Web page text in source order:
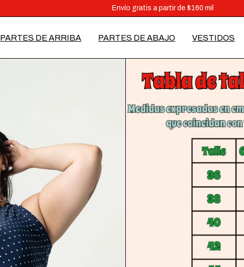
Envío gratis a partir de $160 mil
3 cuotas sin interés a partir de $60.000 y 6 cuotas a partir
PARTES DE ARRIBA PARTES DE ABAJO VESTIDOS